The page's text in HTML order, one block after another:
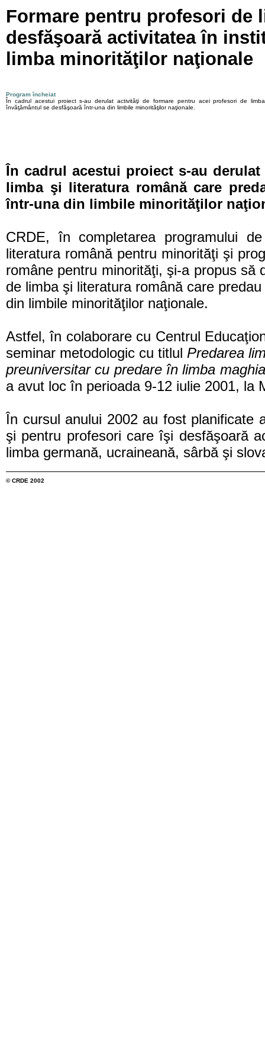
Formare pentru profesori de
desfăşoară activitatea în
limba minorităţilor naţionale
Program încheiat
În cadrul acestui proiect s-au derulat activităţi de formare pentru acei profesori de
învăţământul se desfăşoară într-una din limbile minorităţilor naţionale.
În cadrul acestui proiect s-au
limba şi literatura română care
într-una din limbile minorităţilor
CRDE, în completarea programului
literatura română pentru minorităţi şi
române pentru minorităţi, şi-a propus să
de limba şi literatura română care
din limbile minorităţilor naţionale.
Astfel, în colaborare cu Centrul
seminar metodologic cu titlul Predarea
preuniversitar cu predare în limba
a avut loc în perioada 9-12 iulie 2001, la
În cursul anului 2002 au fost planificate
şi pentru profesori care îşi desfăşoară
limba germană, ucraineană, sârbă şi
© CRDE 2002